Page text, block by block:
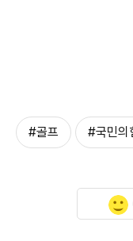
#골프 #국민의